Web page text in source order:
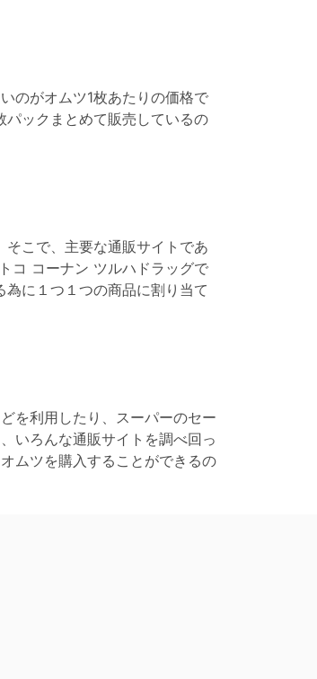
のがオムツ1枚あたりの価格で
ックまとめて販売しているの
こで、主要な通販サイトであ
コ コーナン ツルハドラッグで
に１つ１つの商品に割り当て
を利用したり、スーパーのセー
いろんな通販サイトを調べ回っ
ムツを購入することができるの